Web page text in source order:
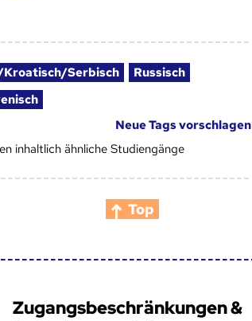
Kroatisch/Serbisch
Russisch
Neue Tags vorschlagen
inhaltlich ähnliche Studiengänge
Top
Zugangsbeschränkungen &